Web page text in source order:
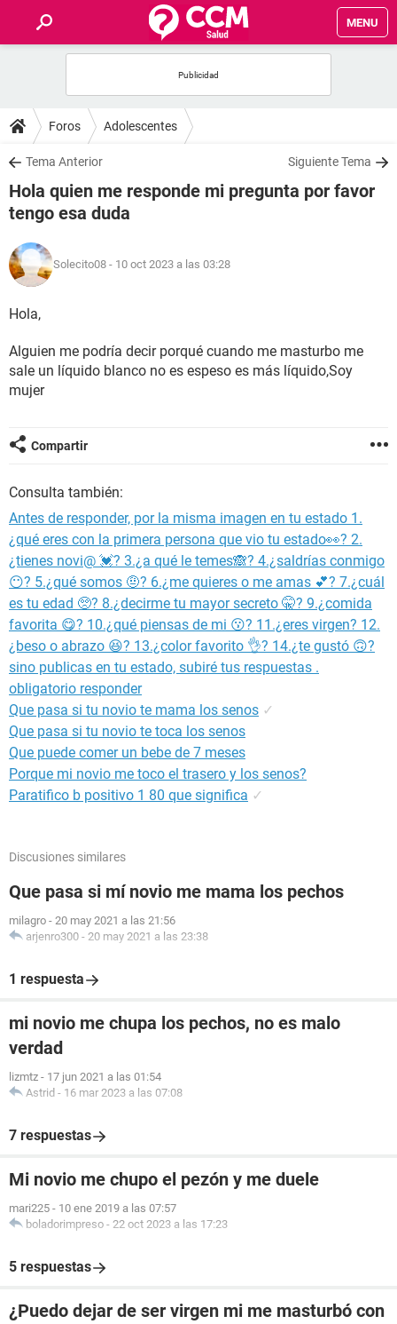
MENU
FOROS
SALUD
FAMILIA
NUTRICIÓN
GLOSARIO
Foros Adolescentes
Tema Anterior Siguiente Tema
Hola quien me responde mi pregunta por favor
tengo esa duda
Solecito08 - 10 oct 2023 a las 03:28
Hola,
Alguien me podría decir porqué cuando me masturbo me
sale un líquido blanco no es espeso es más líquido,Soy
mujer
Compartir
Consulta también:
Antes de responder, por la misma imagen en tu estado 1.
¿qué eres con la primera persona que vio tu estado👀? 2.
¿tienes novi@ 💓? 3.¿a qué le temes🙈? 4.¿saldrías conmigo
😶? 5.¿qué somos 🤨? 6.¿me quieres o me amas 💕? 7.¿cuál
es tu edad 🥺? 8.¿decirme tu mayor secreto 🤫? 9.¿comida
favorita 😋? 10.¿qué piensas de mi 😗? 11.¿eres virgen? 12.
¿beso o abrazo 😆? 13.¿color favorito 👌? 14.¿te gustó 🙃?
sino publicas en tu estado, subiré tus respuestas .
obligatorio responder
Que pasa si tu novio te mama los senos ✓
Que pasa si tu novio te toca los senos
Que puede comer un bebe de 7 meses
Porque mi novio me toco el trasero y los senos?
Paratifico b positivo 1 80 que significa ✓
Discusiones similares
Que pasa si mí novio me mama los pechos
milagro - 20 may 2021 a las 21:56
arjenro300 - 20 may 2021 a las 23:38
1 respuesta
mi novio me chupa los pechos, no es malo
verdad
lizmtz - 17 jun 2021 a las 01:54
Astrid - 16 mar 2023 a las 07:08
7 respuestas
Mi novio me chupo el pezón y me duele
mari225 - 10 ene 2019 a las 07:57
boladorimpreso - 22 oct 2023 a las 17:23
5 respuestas
¿Puedo dejar de ser virgen mi me masturbó con